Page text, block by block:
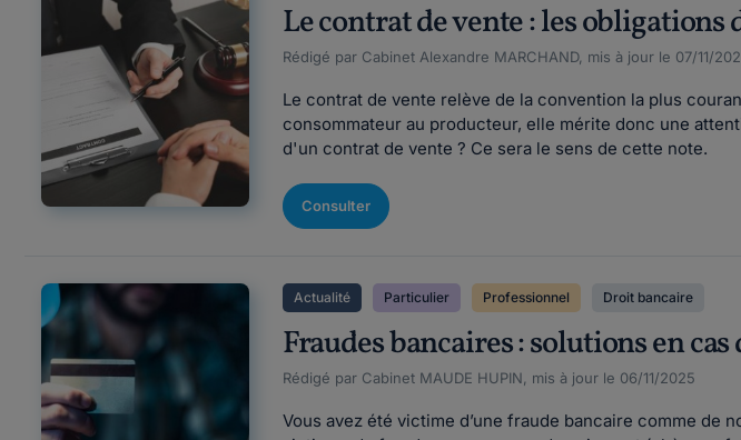
Le contrat de vente : les obligations
Rédigé par Cabinet Alexandre MARCHAND, mis à jour le 07/11/
Le contrat de vente relève de la convention la plus
consommateur au producteur, elle mérite donc une
d'un contrat de vente ? Ce sera le sens de cette note.
Consulter
Actualité Particulier Professionnel Droit bancaire
Fraudes bancaires : solutions en
Rédigé par Cabinet MAUDE HUPIN, mis à jour le 06/11/2025
Vous avez été victime d’une fraude bancaire comme de